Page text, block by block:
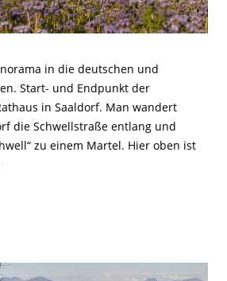
in die deutschen und
Start- und Endpunkt der
in Saaldorf. Man wandert
die Schwellstraße entlang und
zu einem Martel. Hier oben ist